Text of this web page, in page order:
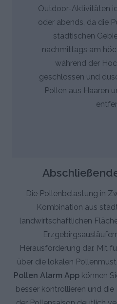
Outdoor-Aktivitäten
oder abends, da die
städtischen
nachmittags am
während der
geschlossen und
Pollen aus Haaren
Die Pollenbelastung in
Kombination aus
landwirtschaftlichen
Herausforderung dar. Mit
über die lokalen
Pollen Alarm App können
besser kontrollieren und